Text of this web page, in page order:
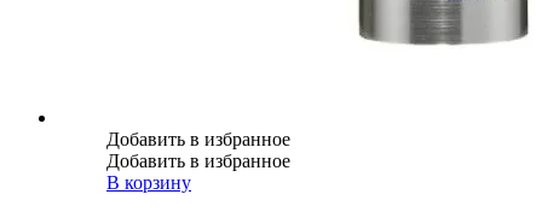
Добавить в избранное
Добавить в избранное
В корзину